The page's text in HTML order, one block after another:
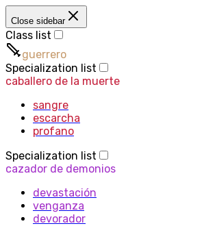
Close sidebar
Class list
guerrero
Specialization list
caballero de la muerte
sangre
escarcha
profano
Specialization list
cazador de demonios
devastación
venganza
devorador